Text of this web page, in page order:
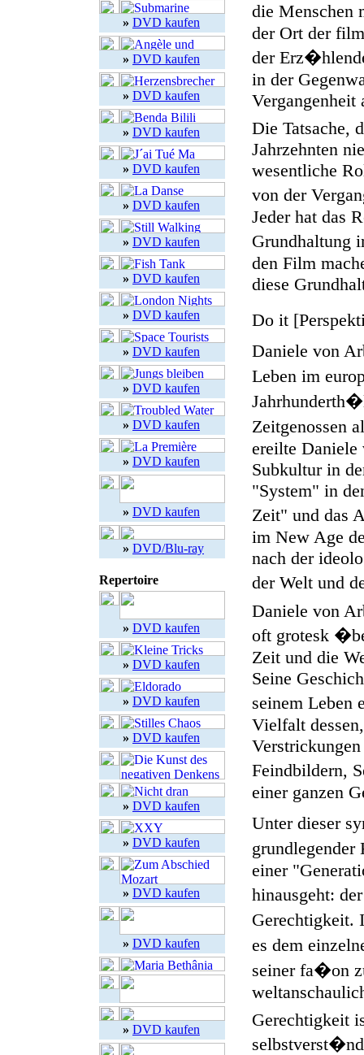
» DVD kaufen
» DVD kaufen
» DVD kaufen
» DVD kaufen
» DVD kaufen
» DVD kaufen
» DVD kaufen
» DVD kaufen
» DVD kaufen
» DVD kaufen
» DVD kaufen
» DVD kaufen
» DVD kaufen
» DVD kaufen
» DVD/Blu-ray
Repertoire
» DVD kaufen
» DVD kaufen
» DVD kaufen
» DVD kaufen
» DVD kaufen
» DVD kaufen
» DVD kaufen
» DVD kaufen
» DVD kaufen
die Menschen
der Ort der
der
in der
Die Tatsache,
Jahrzehnten
wesentliche
von der
Jeder hat das
Grundhaltung
den Film
diese
Do it
Daniele von
Leben im
Zeitgenossen
ereilte
Subkultur in
"System" in
Zeit" und das
im New Age
nach der
der Welt und
Daniele von
oft grotesk
Zeit und die
Seine
seinem
Vielfalt
Feindbildern,
einer ganzen
Unter dieser
einer
hinausgeht:
Gerechtigkeit.
es dem
seiner fa�on
Gerechtigkeit